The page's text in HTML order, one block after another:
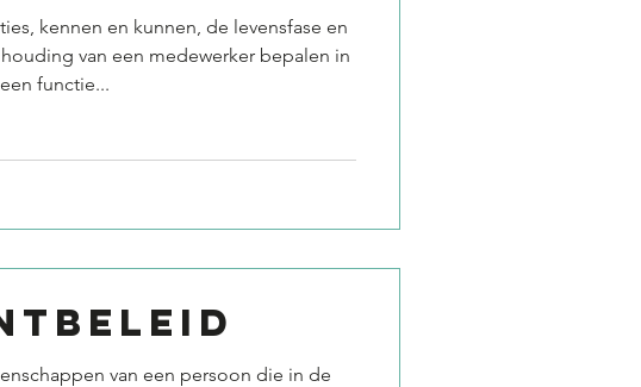
kennen en kunnen, de levensfase en
van een medewerker bepalen in
functie...
van een persoon die in de